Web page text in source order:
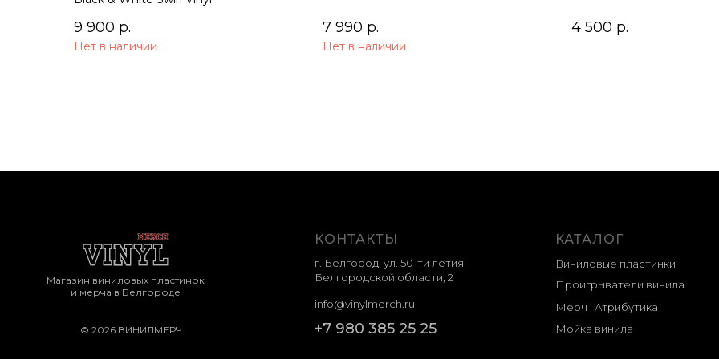
9 900 р.
Нет в наличии
7 990 р.
Нет в наличии
4 500 р.
КОНТАКТЫ
г. Белгород, ул. 50-ти летия
Белгородской области, 2
КАТАЛОГ
Виниловые пластинки
+7 980 385 25 25
Магазин виниловых пластинок
и мерча в Белгороде
Проигрыватели винила
Мерч · Атрибутика
Мойка винила
© 2026 ВИНИЛМЕРЧ
info@vinylmerch.ru